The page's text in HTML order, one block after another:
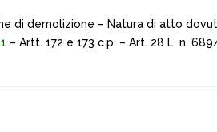
di demolizione – Natura di atto
– Artt. 172 e 173 c.p. – Art. 28 L. n.